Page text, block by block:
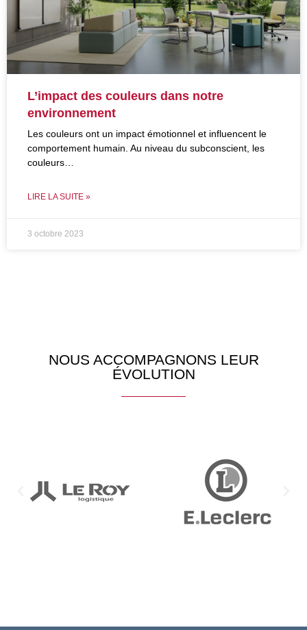
L’impact des couleurs dans notre
environnement
Les couleurs ont un impact émotionnel et influencent le
comportement humain. Au niveau du subconscient, les
couleurs…
LIRE LA SUITE »
3 octobre 2023
NOUS ACCOMPAGNONS LEUR
ÉVOLUTION